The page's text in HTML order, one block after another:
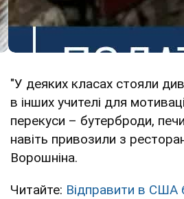
"У деяких класах стояли
в інших учителі для
перекуси – бутерброди,
навіть привозили з
Ворошніна.
Читайте: Відправити в США